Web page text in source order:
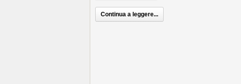
Continua a leggere...